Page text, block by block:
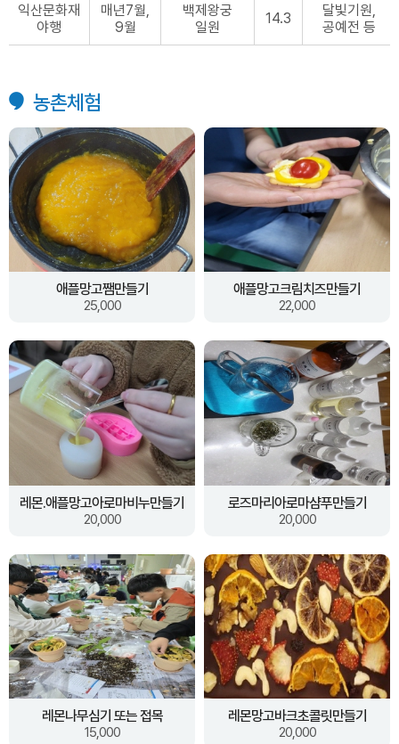
익산문화재
야행
매년7월,
9월
백제왕궁
일원
14.3
달빛기원,
공예전 등
농촌체험
애플망고쨈만들기
25,000
애플망고크림치즈만들기
22,000
레몬.애플망고아로마비누만들기
20,000
로즈마리아로마샴푸만들기
20,000
레몬나무심기 또는 접목
15,000
레몬망고바크초콜릿만들기
20,000